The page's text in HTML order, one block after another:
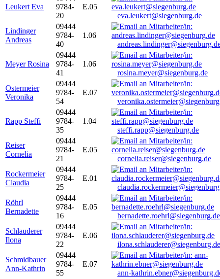
Leukert Eva
9784-
20
E.05
eva.leukert@siegenburg.de
Lindinger
Andreas
09444
9784-
40
1.06
Meyer Rosina
09444
9784-
41
1.06
rosina.meyer@siegenburg.de
Ostermeier
Veronika
09444
9784-
54
E.07
Rapp Steffi
09444
9784-
35
1.04
steffi.rapp@siegenburg.de
Reiser
Cornelia
09444
9784-
21
E.05
cornelia.reiser@siegenburg.de
Rockermeier
Claudia
09444
9784-
25
E.01
Röhrl
Bernadette
09444
9784-
16
E.05
bernadette.roehrl@siegenburg.de
Schlauderer
Ilona
09444
9784-
22
E.06
ilona.schlauderer@siegenburg.de
Schmidbauer
Ann-Kathrin
09444
9784-
55
E.07
ann-